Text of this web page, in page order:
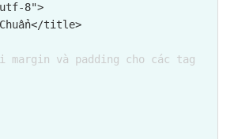
8">
title>
và padding cho các tag